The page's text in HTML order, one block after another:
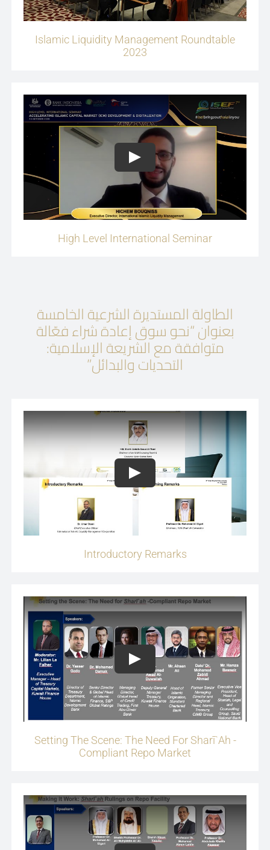
Islamic Liquidity Management Roundtable
2023
Play
High Level International Seminar
الطاولة المستديرة الشرعية الخامسة
بعنوان “نحو سوق إعادة شراء فعّالة
متوافقة مع الشريعة الإسلامية:
التحديات والبدائل”
Play
Introductory Remarks
Play
Setting The Scene: The Need For Sharī`ah -
Compliant Repo Market